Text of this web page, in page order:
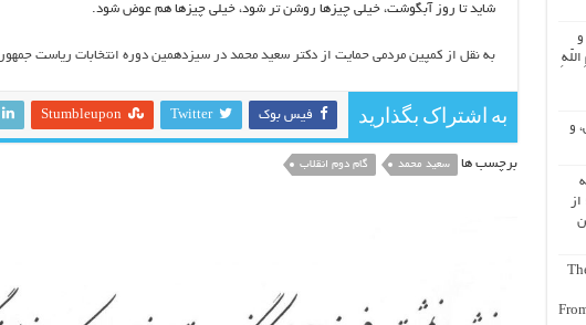
شاید تا روز آبگوشت، خیلی چیزها روشن تر شود، خیلی چیزها هم عوض شود.
به نقل از کمپین مردمی حمایت از دکتر سعید محمد در سیزدهمین دوره انتخابات ریاست
به اشتراک بگذارید فیس بوک Twitter
Stumbleupon
برچسب ها سعید محمد گام دوم انقلاب
و